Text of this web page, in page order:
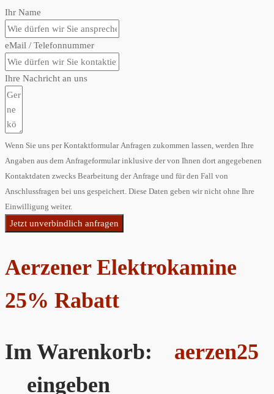
Ihr Name
eMail / Telefonnummer
Ihre Nachricht an uns
Wenn Sie uns per Kontaktformular Anfragen zukommen lassen, werden Ihre
Angaben aus dem Anfrageformular inklusive der von Ihnen dort angegebenen
Kontaktdaten zwecks Bearbeitung der Anfrage und für den Fall von
Anschlussfragen bei uns gespeichert. Diese Daten geben wir nicht ohne Ihre
Einwilligung weiter.
Jetzt unverbindlich anfragen
Aerzener Elektrokamine
25% Rabatt
Im Warenkorb: aerzen25
eingeben